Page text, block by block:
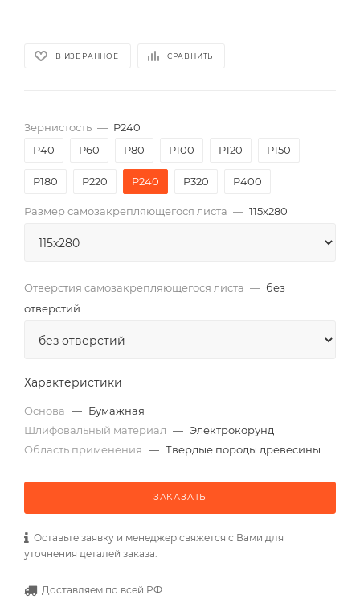
В ИЗБРАННОЕ СРАВНИТЬ
Зернистость — P240
P40
P60 P80 P100 P120 P150
P180 P220 P240 P320 P400
Размер самозакрепляющегося листа — 115х280
Отверстия самозакрепляющегося листа — без
отверстий
Характеристики
Основа — Бумажная
Шлифовальный материал — Электрокорунд
Область применения — Твердые породы древесины
ЗАКАЗАТЬ
Оставьте заявку и менеджер свяжется с Вами для
уточнения деталей заказа.
Доставляем по всей РФ.